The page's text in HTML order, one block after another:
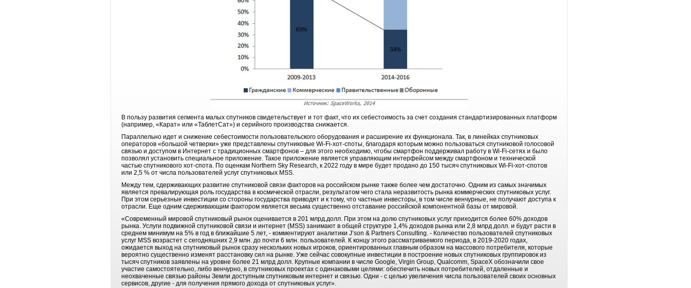
В пользу развития сегмента малых спутников свидетельствует и тот факт, что их себестоимость за счет создания стандартизированных платформ
(например, «Карат» или «ТаблетСат») и серийного производства снижается.
Параллельно идет и снижение себестоимости пользовательского оборудования и расширение их функционала. Так, в линейках спутниковых
операторов «большой четверки» уже представлены спутниковые Wi-Fi-хот-споты, благодаря которым можно пользоваться спутниковой голосовой
связью и доступом в Интернет с традиционных смартфонов – для этого необходимо, чтобы смартфон поддерживал работу в Wi-Fi-сетях и было
позволял установить специальное приложение. Такое приложение является управляющим интерфейсом между смартфоном и технической
частью спутникового хот-спота. По оценкам Northern Sky Research, к 2022 году в мире будет продано до 150 тысяч спутниковых Wi-Fi-хот-спотов
или 2,5 % от числа пользователей услуг спутниковых MSS.
Между тем, сдерживающих развитие спутниковой связи факторов на российском рынке также более чем достаточно. Одним из самых значимых
является превалирующая роль государства в космической отрасли, результатом чего стала неразвитость рынка коммерческих спутниковых услуг.
При этом серьезные инвестиции со стороны государства приводят и к тому, что частные инвесторы, в том числе венчурные, не получают доступа к
отрасли. Еще одним сдерживающим фактором является весьма существенно отставание российской компонентной базы от мировой.
«Современный мировой спутниковый рынок оценивается в 201 млрд.долл. При этом на долю спутниковых услуг приходится более 60% доходов
рынка. Услуги подвижной спутниковой связи и интернет (MSS) занимают в общей структуре 1,4% доходов рынка или 2,8 млрд долл. и будут расти в
среднем минимум на 5% в год в ближайшие 5 лет, - комментируют аналитики J’son & Partners Consulting. - Количество пользователей спутниковых
услуг MSS возрастет с сегодняшних 2,9 млн. до почти 6 млн. пользователей. К концу этого рассматриваемого периода, в 2019-2020 годах,
ожидается выход на спутниковый рынок сразу нескольких новых игроков, ориентированных главным образом на массового потребителя, которые
вероятно существенно изменят расстановку сил на рынке. Уже сейчас совокупные инвестиции в построение новых спутниковых группировок из
тысяч спутников заявлены на уровне более 21 млрд долл. Крупные компании в числе Google, Virgin Group, Qualcomm, SpaceX обозначили свое
участие самостоятельно, либо венчурно, в спутниковых проектах с одинаковыми целями: обеспечить новых потребителей, отдаленные и
неохваченные связью районы Земли доступным спутниковым интернет и связью. Одни - с целью увеличения числа пользователей своих основных
сервисов, другие - для получения прямого дохода от спутниковых услуг».